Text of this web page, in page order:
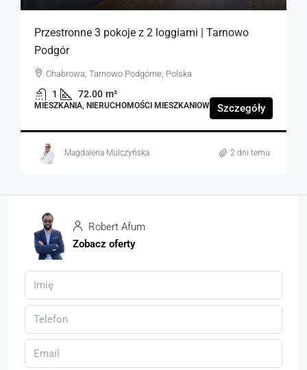
Przestronne 3 pokoje z 2 loggiami | Tarnowo
Podgór
Chabrowa, Tarnowo Podgórne, Polska
1 72.00 m²
MIESZKANIA, NIERUCHOMOŚCI MIESZKANIOWE Szczegóły
Magdalena Mulczyńska 2 dni temu
Robert Afum
Zobacz oferty